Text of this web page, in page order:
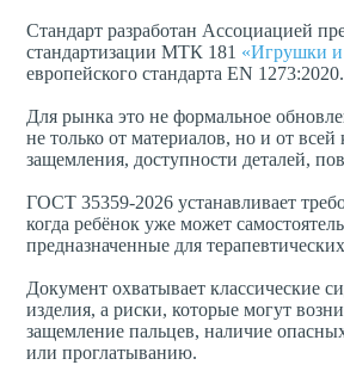
Стандарт разработан Ассоциацией
стандартизации МТК 181 «Игрушки и
европейского стандарта EN 1273:2020.
Для рынка это не формальное
не только от материалов, но и от
защемления, доступности деталей,
ГОСТ 35359-2026 устанавливает
когда ребёнок уже может
предназначенные для
Документ охватывает классические
изделия, а риски, которые могут
защемление пальцев, наличие
или проглатыванию.